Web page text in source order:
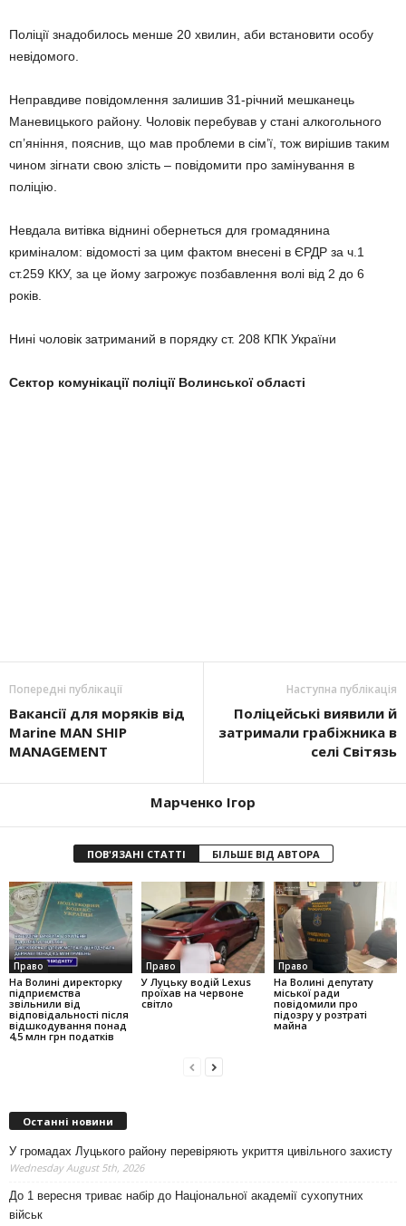
Поліції знадобилось менше 20 хвилин, аби встановити особу
невідомого.
Неправдиве повідомлення залишив 31-річний мешканець
Маневицького району. Чоловік перебував у стані алкогольного
сп’яніння, пояснив, що мав проблеми в сім’ї, тож вирішив таким
чином зігнати свою злість – повідомити про замінування в
поліцію.
Невдала витівка віднині обернеться для громадянина
криміналом: відомості за цим фактом внесені в ЄРДР за ч.1
ст.259 ККУ, за це йому загрожує позбавлення волі від 2 до 6
років.
Нині чоловік затриманий в порядку ст. 208 КПК України
Сектор комунікації поліції Волинської області
Попередні публікації
Вакансії для моряків від
Marine MAN SHIP
MANAGEMENT
Наступна публікація
Поліцейські виявили й
затримали грабіжника в
селі Світязь
Марченко Ігор
ПОВ'ЯЗАНІ СТАТТІ БІЛЬШЕ ВІД АВТОРА
Право
На Волині директорку
підприємства
звільнили від
відповідальності після
відшкодування понад
4,5 млн грн податків
Право
У Луцьку водій Lexus
проїхав на червоне
світло
Право
На Волині депутату
міської ради
повідомили про
підозру у розтраті
майна
Останні новини
У громадах Луцького району перевіряють укриття цивільного захисту
Wednesday August 5th, 2026
До 1 вересня триває набір до Національної академії сухопутних
військ